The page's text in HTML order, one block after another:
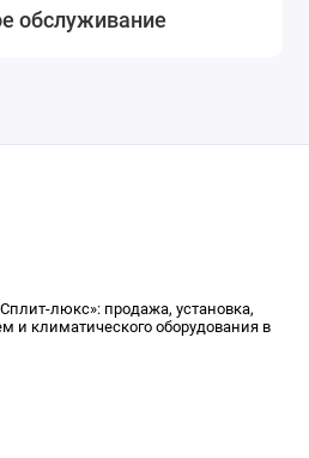
обслуживание
люкс»: продажа, установка,
и климатического оборудования в